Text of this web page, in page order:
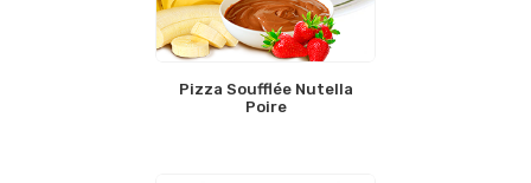
Pizza Soufflée Nutella
Poire